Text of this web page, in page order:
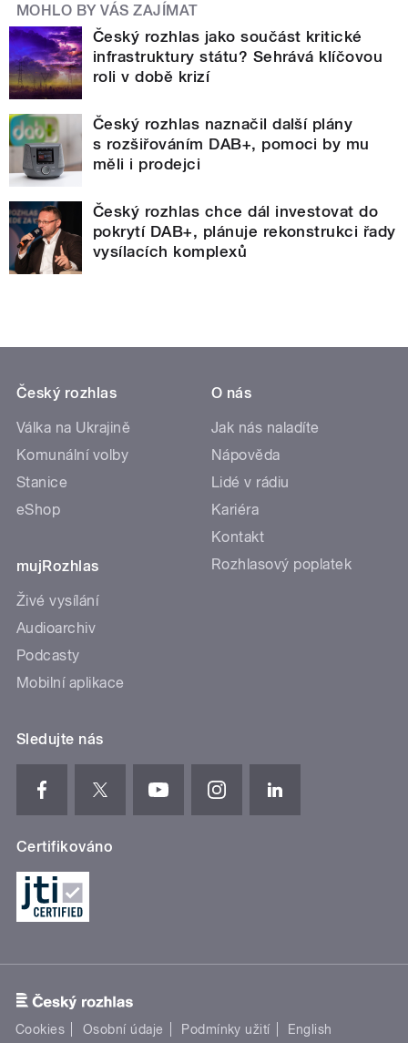
MOHLO BY VÁS ZAJÍMAT
Český rozhlas jako součást kritické
infrastruktury státu? Sehrává klíčovou
roli v době krizí
Český rozhlas naznačil další plány
s rozšiřováním DAB+, pomoci by mu
měli i prodejci
Český rozhlas chce dál investovat do
pokrytí DAB+, plánuje rekonstrukci řady
vysílacích komplexů
Český rozhlas
Válka na Ukrajině
Komunální volby
Stanice
eShop
mujRozhlas
Živé vysílání
Audioarchiv
Podcasty
Mobilní aplikace
O nás
Jak nás naladíte
Nápověda
Lidé v rádiu
Kariéra
Kontakt
Rozhlasový poplatek
Sledujte nás
Certifikováno
Cookies Osobní údaje Podmínky užití English